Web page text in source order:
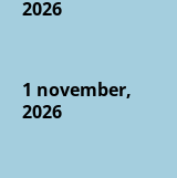
2026
1 november,
2026